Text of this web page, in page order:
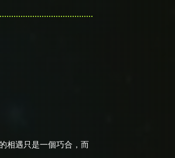
相遇只是一個巧合，而